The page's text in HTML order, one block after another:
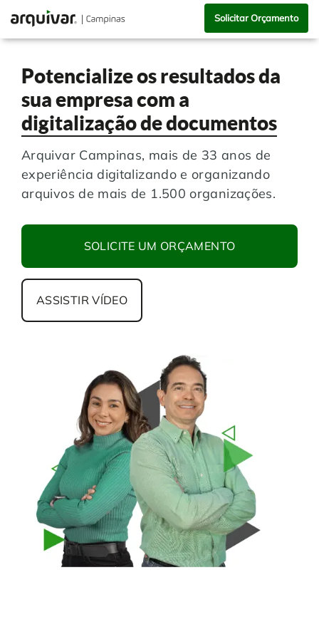
Solicitar Orçamento
Potencialize os resultados da
sua empresa com a
digitalização de documentos
Arquivar Campinas, mais de 33 anos de
experiência digitalizando e organizando
arquivos de mais de 1.500 organizações.
SOLICITE UM ORÇAMENTO
ASSISTIR VÍDEO